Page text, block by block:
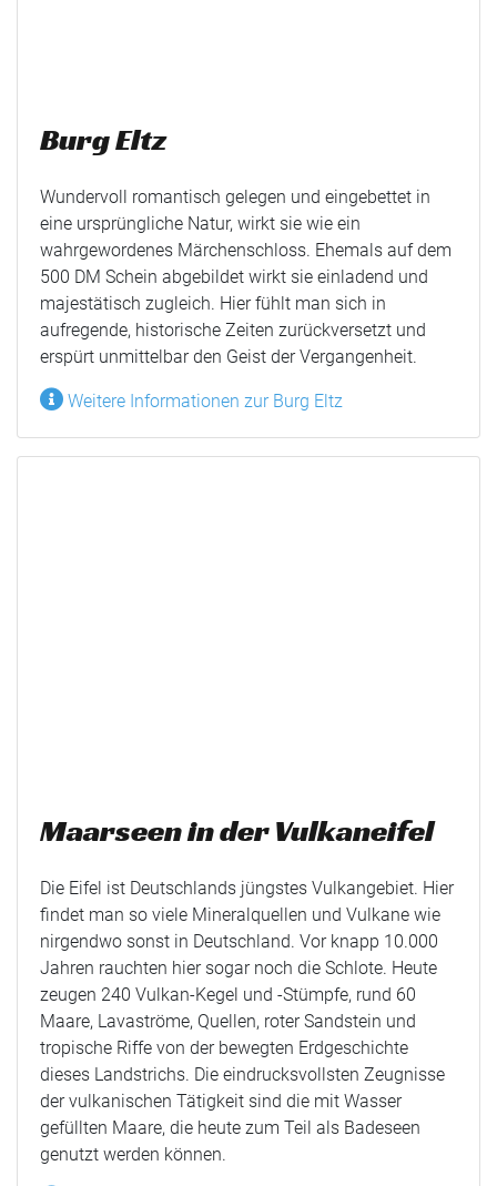
Burg Eltz
Wundervoll romantisch gelegen und eingebettet in
eine ursprüngliche Natur, wirkt sie wie ein
wahrgewordenes Märchenschloss. Ehemals auf dem
500 DM Schein abgebildet wirkt sie einladend und
majestätisch zugleich. Hier fühlt man sich in
aufregende, historische Zeiten zurückversetzt und
erspürt unmittelbar den Geist der Vergangenheit.
Weitere Informationen zur Burg Eltz
Maarseen in der Vulkaneifel
Die Eifel ist Deutschlands jüngstes Vulkangebiet. Hier
findet man so viele Mineralquellen und Vulkane wie
nirgendwo sonst in Deutschland. Vor knapp 10.000
Jahren rauchten hier sogar noch die Schlote. Heute
zeugen 240 Vulkan-Kegel und -Stümpfe, rund 60
Maare, Lavaströme, Quellen, roter Sandstein und
tropische Riffe von der bewegten Erdgeschichte
dieses Landstrichs. Die eindrucksvollsten Zeugnisse
der vulkanischen Tätigkeit sind die mit Wasser
gefüllten Maare, die heute zum Teil als Badeseen
genutzt werden können.